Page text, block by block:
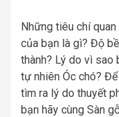
Những tiêu chí
của bạn là gì? Độ
thành? Lý do vì sao
tự nhiên Óc chó?
tìm ra lý do thuyết
bạn hãy cùng Sàn